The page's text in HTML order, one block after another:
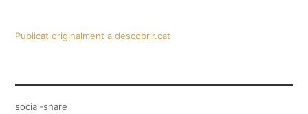
Publicat originalment a descobrir.cat
social-share